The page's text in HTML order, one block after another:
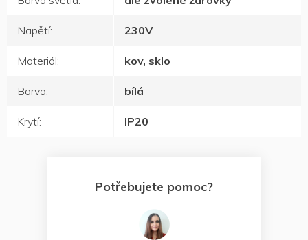
Napětí: 230V
Materiál: kov, sklo
Barva: bílá
Krytí: IP20
Potřebujete pomoc?